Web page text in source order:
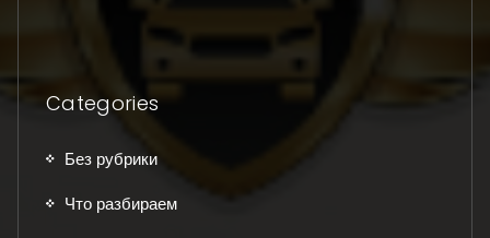
Categories
Без рубрики
Что разбираем